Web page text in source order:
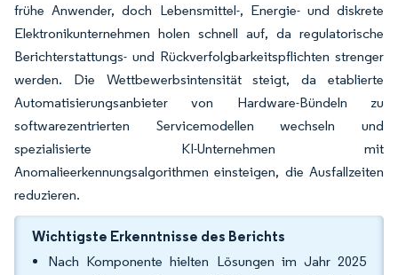
frühe Anwender, doch Lebensmittel-, Energie- und diskrete
Elektronikunternehmen holen schnell auf, da regulatorische
Berichterstattungs- und Rückverfolgbarkeitspflichten strenger
werden. Die Wettbewerbsintensität steigt, da etablierte
Automatisierungsanbieter von Hardware-Bündeln zu
softwarezentrierten Servicemodellen wechseln und
spezialisierte KI-Unternehmen mit
Anomalieerkennungsalgorithmen einsteigen, die Ausfallzeiten
reduzieren.
Wichtigste Erkenntnisse des Berichts
Nach Komponente hielten Lösungen im Jahr 2025